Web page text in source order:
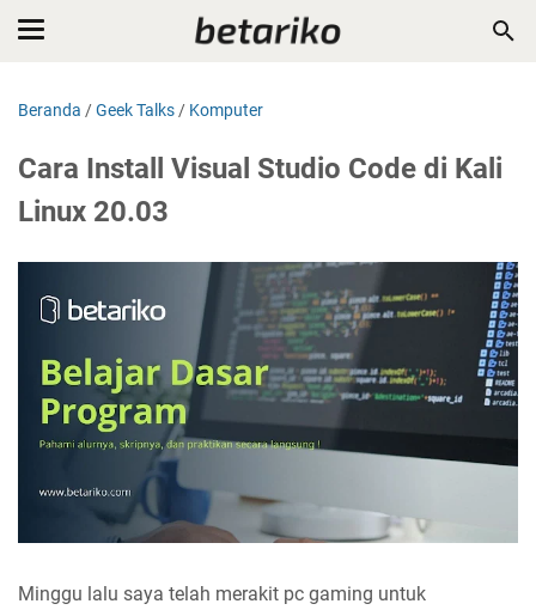
Beranda /Geek Talks / Komputer
Cara Install Visual Studio Code di Kali
Linux 20.03
Minggu lalu saya telah merakit pc gaming untuk